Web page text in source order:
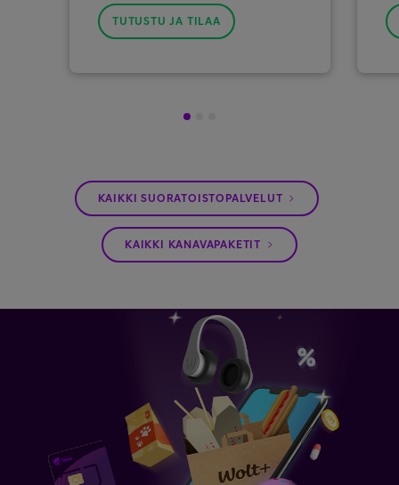
TUTUSTU JA TILAA
1
KAIKKI SUORATOISTOPALVELUT
KAIKKI KANAVAPAKETIT